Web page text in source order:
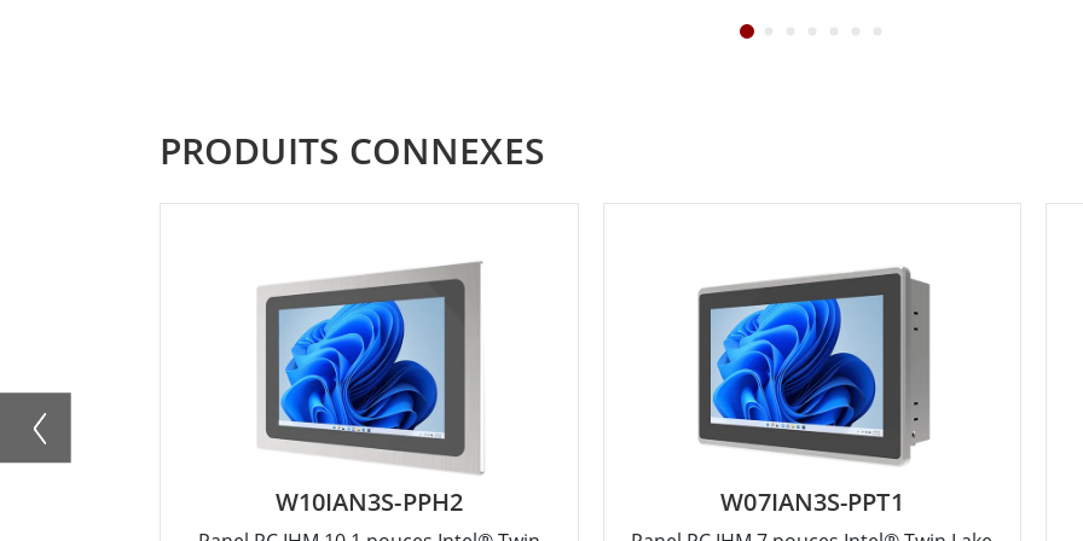
PRODUITS CONNEXES
W10IAN3S-PPH2 W07IAN3S-PPT1